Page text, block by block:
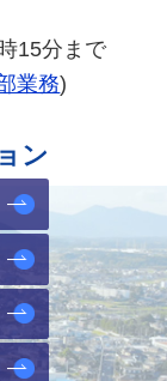
15分まで
業務)
ン